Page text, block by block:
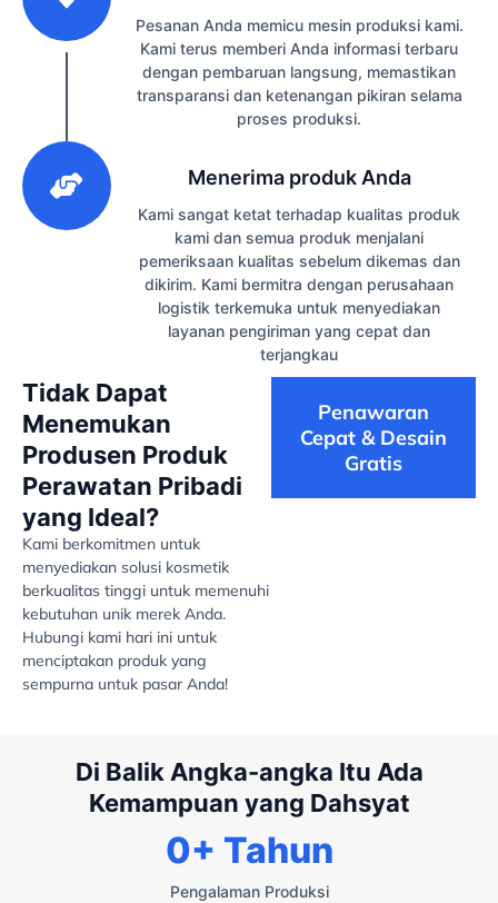
Pesanan Anda memicu mesin produksi kami.
Kami terus memberi Anda informasi terbaru
dengan pembaruan langsung, memastikan
transparansi dan ketenangan pikiran selama
proses produksi.
Menerima produk Anda
Kami sangat ketat terhadap kualitas produk
kami dan semua produk menjalani
pemeriksaan kualitas sebelum dikemas dan
dikirim. Kami bermitra dengan perusahaan
logistik terkemuka untuk menyediakan
layanan pengiriman yang cepat dan
terjangkau
Tidak Dapat
Menemukan
Produsen Produk
Perawatan Pribadi
yang Ideal?
Kami berkomitmen untuk
menyediakan solusi kosmetik
berkualitas tinggi untuk memenuhi
kebutuhan unik merek Anda.
Hubungi kami hari ini untuk
menciptakan produk yang
sempurna untuk pasar Anda!
Penawaran
Cepat & Desain
Gratis
Di Balik Angka-angka Itu Ada
Kemampuan yang Dahsyat
Pengalaman Produksi
0+ Tahun